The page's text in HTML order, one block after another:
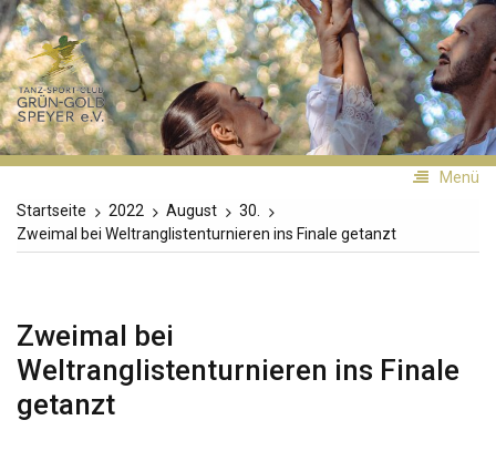
Zum
Inhalt
springen
TSC
Grün-
Gold
Menü
Startseite
2022 August
30.
Zweimal bei Weltranglistenturnieren ins Finale getanzt
Zweimal bei
Weltranglistenturnieren ins Finale
getanzt